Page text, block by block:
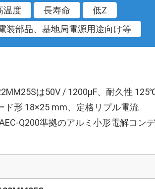
温度 長寿命
低Z
装部品、基地局電源用途向け等
は50V / 1200µF、耐久性
ド形 18×25 mm、定格リプル電流
Q200準拠のアルミ小形電解コンデ